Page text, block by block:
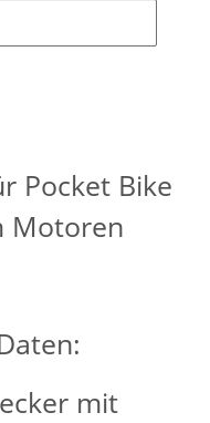
Pocket Bike
Motoren
mit